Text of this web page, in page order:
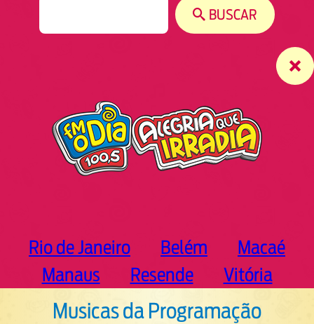
BUSCAR
Rio de Janeiro Belém
Macaé
Manaus
Resende Vitória
Musicas da Programação